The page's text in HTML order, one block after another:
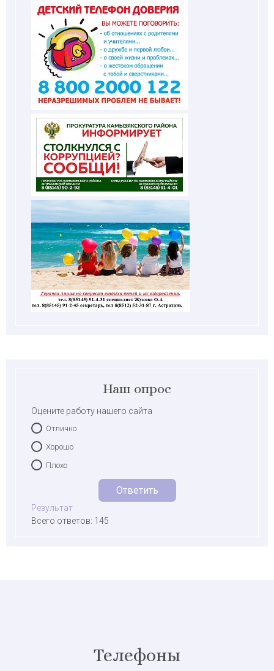
Наш опрос
Оцените работу нашего сайта
Отлично
Хорошо
Плохо
Результат
Всего ответов: 145
Телефоны